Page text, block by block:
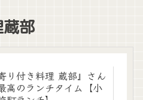
蔵部
寄り付き料理 蔵部』さん
高のランチタイム【小